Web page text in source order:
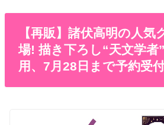
【再販】諸伏高明の人気
場! 描き下ろし“天文学者
用、7月28日まで予約受